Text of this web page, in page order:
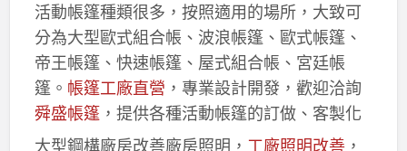
活動帳篷種類很多，按照適用的場所，大致可
分為大型歐式組合帳、波浪帳篷、歐式帳篷、
帝王帳篷、快速帳篷、屋式組合帳、宮廷帳
篷。 帳篷工廠直營 ，專業設計開發，歡迎洽詢
舜盛帳篷，提供各種活動帳篷的訂做、客製化
大型鋼構廠房改善廠房照明， 工廠照明改善，